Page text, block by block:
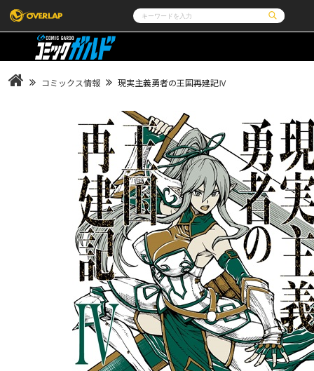
コミック
LiQulle
ライトノベル
ノベルスf
ゲーム
会社概要
採用情報
アクセス
オーバーラップホールディングス
お問い合わせはこ
オーバーラップ文庫 オーバーラップノベルス
オーバーラップノベルスf ロサージュノベルス
コミックガルド コミッククリエ
リキューレ コミックパルフェ
コミックス情報 現実主義勇者の王国再建記Ⅳ